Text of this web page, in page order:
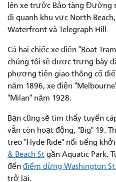
lên xe trước Bảo tàng Đường
đi quanh khu vực North
Waterfront và Telegraph Hill.
Cả hai chiếc xe điện "Boat
chúng tôi sẽ được trưng bày
phương tiện giao thông cổ
năm 1896, xe điện
"Milan" năm 1928.
Bạn cũng sẽ tìm thấy tuyến
vẫn còn hoạt động, "Big" 19.
treo "Hyde Ride" nổi tiếng
& Beach St gần Aquatic Park.
đến điểm dừng Washington
trở lại.